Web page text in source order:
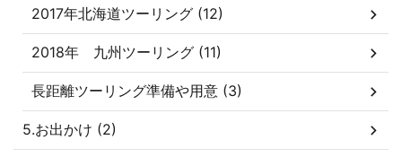
2017年北海道ツーリング (12)
2018年 九州ツーリング (11)
長距離ツーリング準備や用意 (3)
5.お出かけ (2)